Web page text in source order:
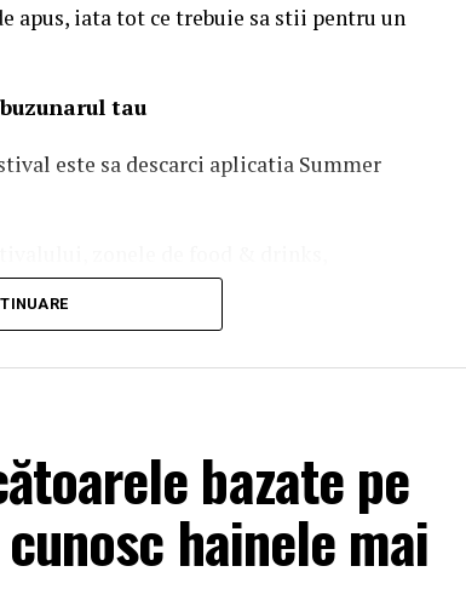
iata tot ce trebuie sa stii pentru un
tau
este sa descarci aplicatia Summer
achizitionate online. Activeaza
bazate pe
hainele mai